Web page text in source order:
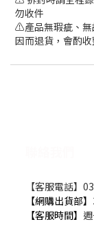
勿收件
⚠️產品無瑕疵、無
因而退貨，會酌
【客服電話】
【網購出貨部】
【客服時間】